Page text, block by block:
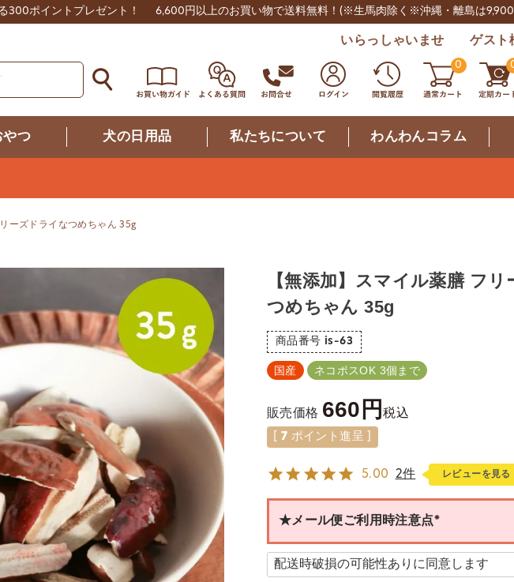
300ポイントプレゼント！ 6,600円以上のお買い物で送料無料！ (※生馬肉除く※沖縄・離島は
いらっしゃいませ ゲスト
0
やつ 犬の日用品 私たちについて わんわんコラム
ーズドライなつめちゃん 35g
【無添加】スマイル薬膳 フ
つめちゃん 35g
商品番号 is-63
国産 ネコポスOK 3個まで
販売価格 660 税込
7 ポイント進呈 ]
5.00 2件 レビューを見る
★メール便ご利用時注意点
(
必